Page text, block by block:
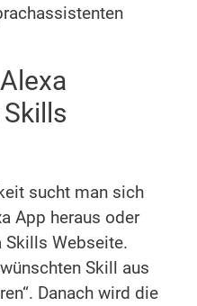
sucht man sich
App heraus oder
Skills Webseite.
Skill aus
Danach wird die